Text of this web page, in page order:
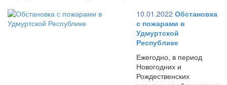
10.01.2022 Обстановка
с пожарами в
Удмуртской
Республике
Ежегодно, в период
Новогодних и
Рождественских